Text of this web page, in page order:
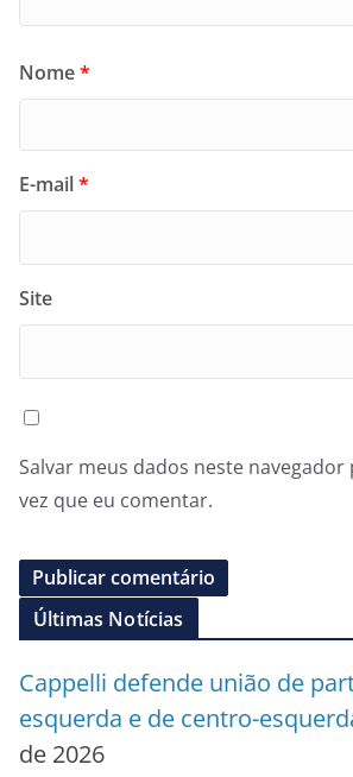
Nome*
E-mail*
Site
Salvar meus dados neste
vez que eu comentar.
Últimas Notícias
Cappelli defende união de
esquerda e de centro-
de 2026